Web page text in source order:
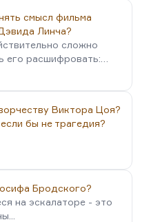
смысл фильма
Линча?
сложно
его расшифровать:…
Виктора Цоя?
бы не трагедия?
Бродского?
на эскалаторе - это